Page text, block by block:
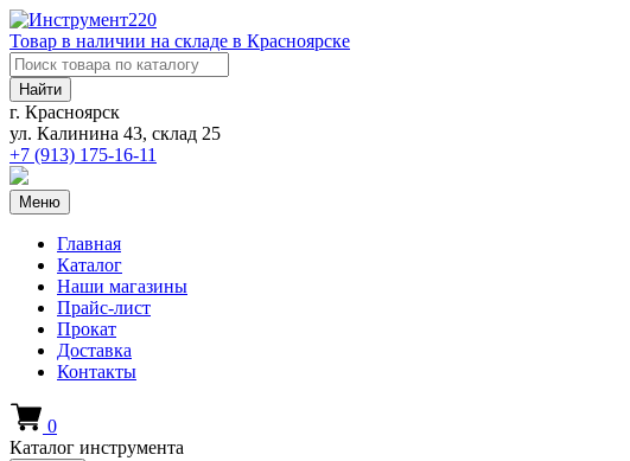
Товар в наличии на складе в Красноярске
Найти
г. Красноярск
ул. Калинина 43, склад 25
+7 (913) 175-16-11
Меню
Главная
Каталог
Наши магазины
Прайс-лист
Прокат
Доставка
Контакты
0
Каталог инструмента